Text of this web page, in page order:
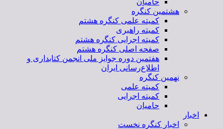
حامیان
هشتمین کنگره
کمیته علمی کنگره هشتم
کمیته راهبری
کمیته اجرایی کنگره هشتم
صفحه اصلی کنگره هشتم
هفتمین دوره جوایز ملی انجمن کتابداری و
اطلاع‌رسانی ایران
نهمین کنگره
کمیته علمی
کمیته اجرایی
حامیان
اخبار
اخبار کنگره نخست